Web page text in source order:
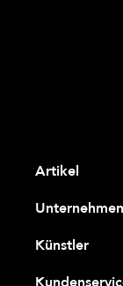
Artikel
Unternehmen
Künstler